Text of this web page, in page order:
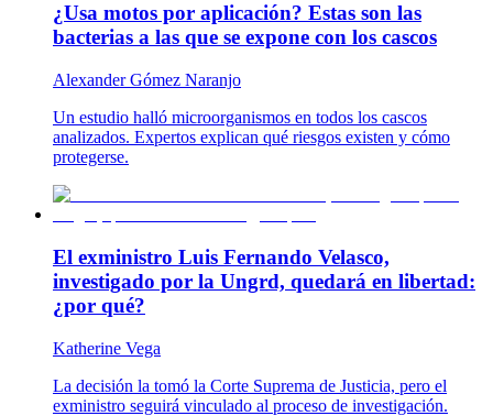
¿Usa motos por aplicación? Estas son las
bacterias a las que se expone con los cascos
Alexander Gómez Naranjo
Un estudio halló microorganismos en todos los cascos
analizados. Expertos explican qué riesgos existen y cómo
protegerse.
El exministro Luis Fernando Velasco,
investigado por la Ungrd, quedará en libertad:
¿por qué?
Katherine Vega
La decisión la tomó la Corte Suprema de Justicia, pero el
exministro seguirá vinculado al proceso de investigación.